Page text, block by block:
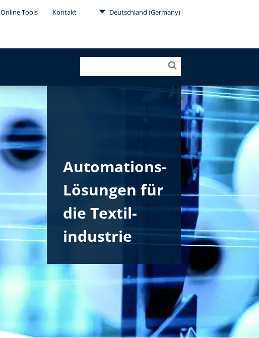
Online Tools Kontakt Deutschland (Germany)
Automations-
Lösungen für
die Textil­
industrie